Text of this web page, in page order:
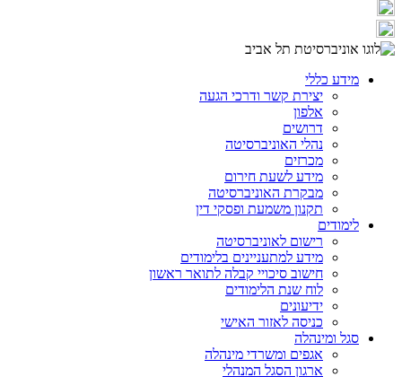
מידע כללי
יצירת קשר ודרכי הגעה
אלפון
דרושים
נהלי האוניברסיטה
מכרזים
מידע לשעת חירום
מבקרת האוניברסיטה
תקנון משמעת ופסקי דין
לימודים
רישום לאוניברסיטה
מידע למתעניינים בלימודים
חישוב סיכויי קבלה לתואר ראשון
לוח שנת הלימודים
ידיעונים
כניסה לאזור האישי
סגל ומינהלה
אגפים ומשרדי מינהלה
ארגון הסגל המנהלי